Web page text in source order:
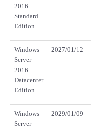
2016
Standard
Edition
Windows
Server
2016
Datacenter
Edition
2027/01/12
Windows
Server
2029/01/09